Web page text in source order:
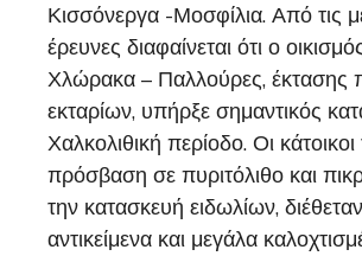
Κισσόνεργα -Μοσφίλια. Από τις
έρευνες διαφαίνεται ότι ο
Χλώρακα – Παλλούρες, έκτασης
εκταρίων, υπήρξε σημαντικός
Χαλκολιθική περίοδο. Οι κάτοικοι
πρόσβαση σε πυριτόλιθο και
την κατασκευή ειδωλίων,
αντικείμενα και μεγάλα